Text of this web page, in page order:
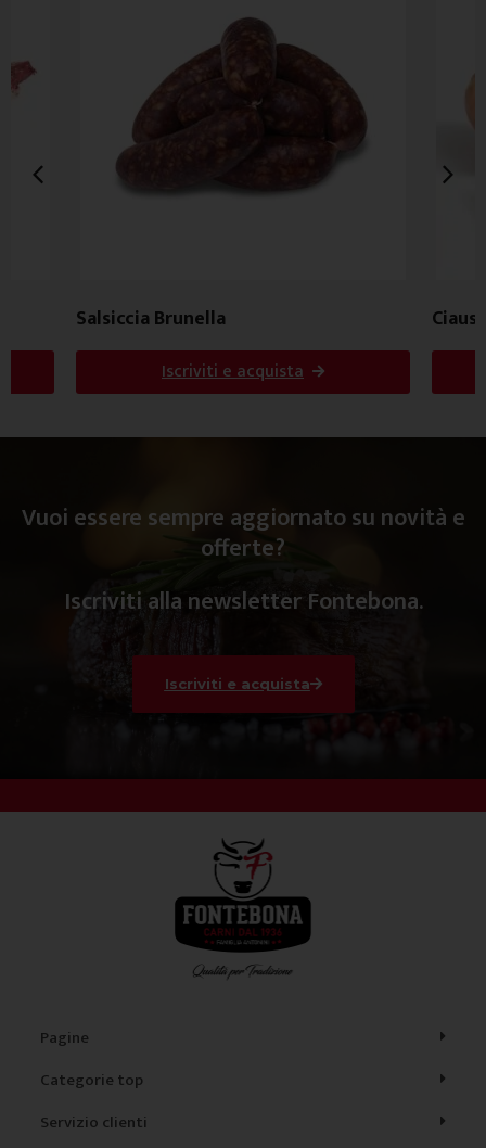
Salsiccia Brunella
Iscriviti e acquista
Vuoi essere sempre aggiornato su novità e
offerte?
Iscriviti alla newsletter Fontebona.
Iscriviti e acquista
Pagine
Categorie top
Servizio clienti